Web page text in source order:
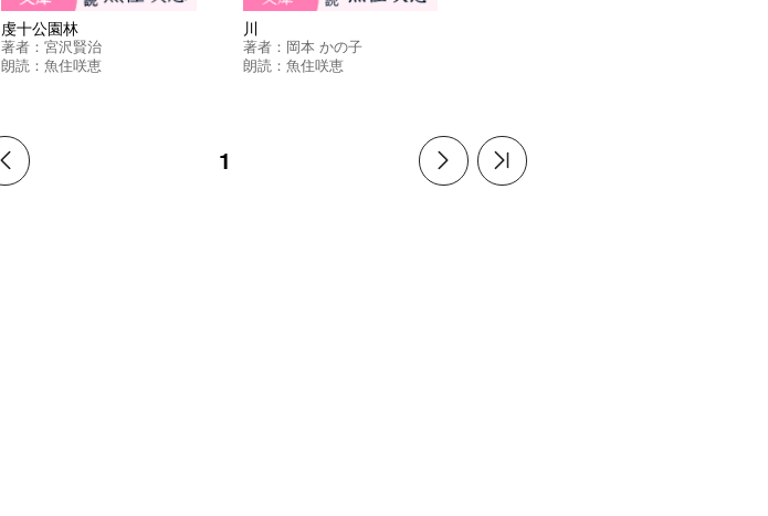
虔十公園林
著者：宮沢賢治
朗読：魚住咲恵
川
著者： 岡本 かの子
朗読： 魚住咲恵
1